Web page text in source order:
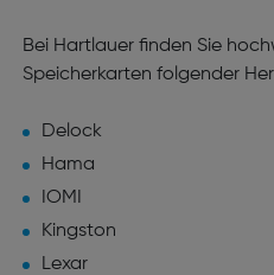
Bei Hartlauer finden Sie
Speicherkarten folgender
Delock
Hama
IOMI
Kingston
Lexar